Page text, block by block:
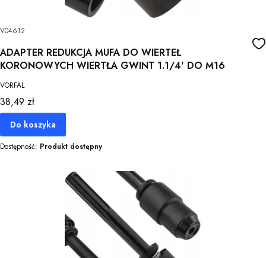
V04612
ADAPTER REDUKCJA MUFA DO WIERTEŁ
KORONOWYCH WIERTŁA GWINT 1.1/4' DO M16
VORFAL
Cena
38,49 zł
Do koszyka
Dostępność: Produkt dostępny